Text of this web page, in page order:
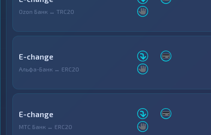
Ozon Банк ↔ TRC20
E-change
Альфа-Банк ↔ ERC20
E-change
МТС Банк ↔ ERC20